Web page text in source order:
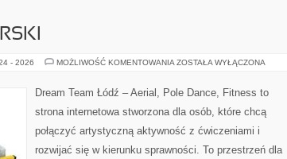
- 2026 MOŻLIWOŚĆ KOMENTOWANIA TANIEC
ZOSTAŁA WYŁĄCZONA
Dream Team Łódź – Aerial, Pole Dance, Fitness to
strona internetowa stworzona dla osób, które chcą
połączyć artystyczną aktywność z ćwiczeniami i
rozwijać się w kierunku sprawności. To przestrzeń dla